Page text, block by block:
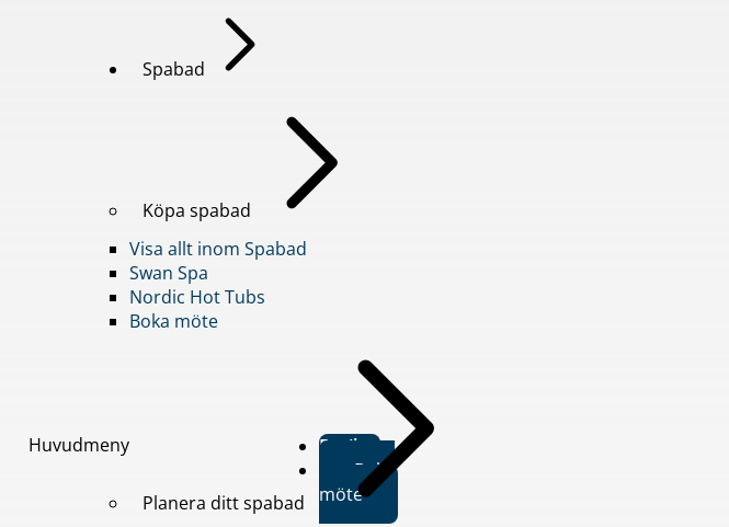
Huvudmeny
Spabad
Köpa spabad
Visa allt inom Spabad
Swan Spa
Nordic Hot Tubs
Boka möte
Planera ditt spabad
Butiker
Boka
möte